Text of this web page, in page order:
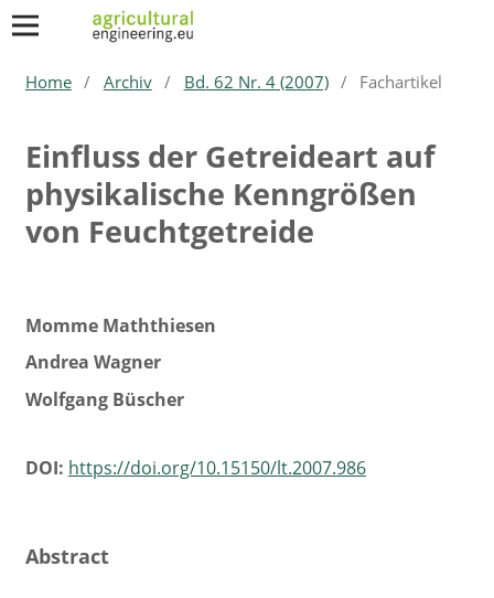
Home / Archiv / Bd. 62 Nr. 4 (2007) / Fachartikel
Einfluss der Getreideart auf
physikalische Kenngrößen
von Feuchtgetreide
Momme Maththiesen
Andrea Wagner
Wolfgang Büscher
DOI: https://doi.org/10.15150/lt.2007.986
Abstract